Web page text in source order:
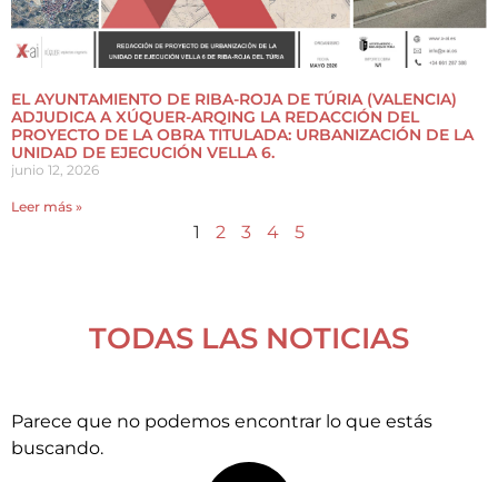
EL AYUNTAMIENTO DE RIBA-ROJA DE TÚRIA (VALENCIA)
ADJUDICA A XÚQUER-ARQING LA REDACCIÓN DEL
PROYECTO DE LA OBRA TITULADA: URBANIZACIÓN DE LA
UNIDAD DE EJECUCIÓN VELLA 6.
junio 12, 2026
Leer más »
1 2 3 4 5
TODAS LAS NOTICIAS
Parece que no podemos encontrar lo que estás
buscando.